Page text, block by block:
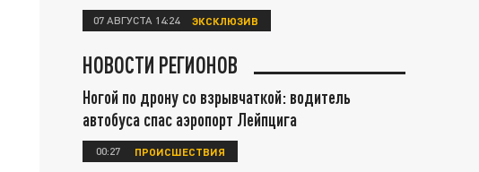
07 АВГУСТА 14:24 ЭКСКЛЮЗИВ
НОВОСТИ РЕГИОНОВ
Ногой по дрону со взрывчаткой: водитель
автобуса спас аэропорт Лейпцига
00:27 ПРОИСШЕСТВИЯ